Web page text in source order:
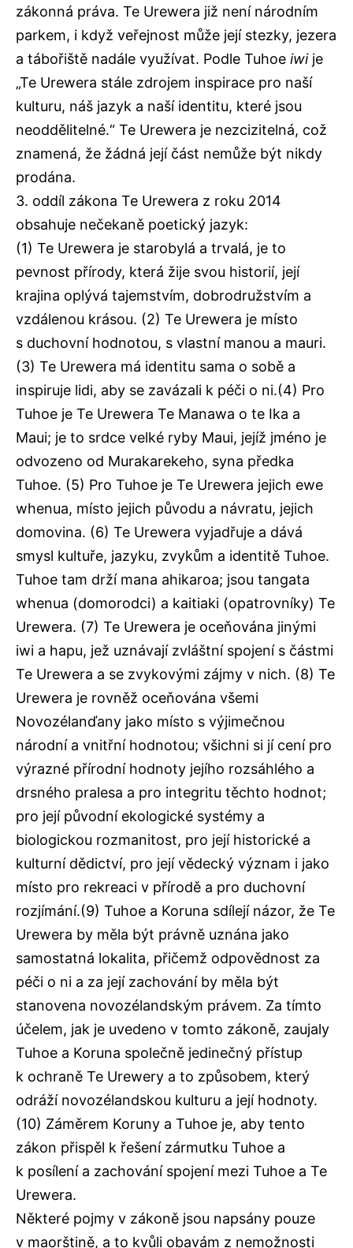
zákonná práva. Te Urewera již není národním
parkem, i když veřejnost může její stezky, jezera
a tábořiště nadále využívat. Podle Tuhoe iwi je
„Te Urewera stále zdrojem inspirace pro naší
kulturu, náš jazyk a naší identitu, které jsou
neoddělitelné.“ Te Urewera je nezcizitelná, což
znamená, že žádná její část nemůže být nikdy
prodána.
3. oddíl zákona Te Urewera z roku 2014
obsahuje nečekaně poetický jazyk:
(1) Te Urewera je starobylá a trvalá, je to
pevnost přírody, která žije svou historií, její
krajina oplývá tajemstvím, dobrodružstvím a
vzdálenou krásou. (2) Te Urewera je místo
s duchovní hodnotou, s vlastní manou a mauri.
(3) Te Urewera má identitu sama o sobě a
inspiruje lidi, aby se zavázali k péči o ni.(4) Pro
Tuhoe je Te Urewera Te Manawa o te Ika a
Maui; je to srdce velké ryby Maui, jejíž jméno je
odvozeno od Murakarekeho, syna předka
Tuhoe. (5) Pro Tuhoe je Te Urewera jejich ewe
whenua, místo jejich původu a návratu, jejich
domovina. (6) Te Urewera vyjadřuje a dává
smysl kultuře, jazyku, zvykům a identitě Tuhoe.
Tuhoe tam drží mana ahikaroa; jsou tangata
whenua (domorodci) a kaitiaki (opatrovníky) Te
Urewera. (7) Te Urewera je oceňována jinými
iwi a hapu, jež uznávají zvláštní spojení s částmi
Te Urewera a se zvykovými zájmy v nich. (8) Te
Urewera je rovněž oceňována všemi
Novozélanďany jako místo s výjimečnou
národní a vnitřní hodnotou; všichni si jí cení pro
výrazné přírodní hodnoty jejího rozsáhlého a
drsného pralesa a pro integritu těchto hodnot;
pro její původní ekologické systémy a
biologickou rozmanitost, pro její historické a
kulturní dědictví, pro její vědecký význam i jako
místo pro rekreaci v přírodě a pro duchovní
rozjímání.(9) Tuhoe a Koruna sdílejí názor, že Te
Urewera by měla být právně uznána jako
samostatná lokalita, přičemž odpovědnost za
péči o ni a za její zachování by měla být
stanovena novozélandským právem. Za tímto
účelem, jak je uvedeno v tomto zákoně, zaujaly
Tuhoe a Koruna společně jedinečný přístup
k ochraně Te Urewery a to způsobem, který
odráží novozélandskou kulturu a její hodnoty.
(10) Záměrem Koruny a Tuhoe je, aby tento
zákon přispěl k řešení zármutku Tuhoe a
k posílení a zachování spojení mezi Tuhoe a Te
Urewera.
Některé pojmy v zákoně jsou napsány pouze
v maorštině, a to kvůli obavám z nemožnosti